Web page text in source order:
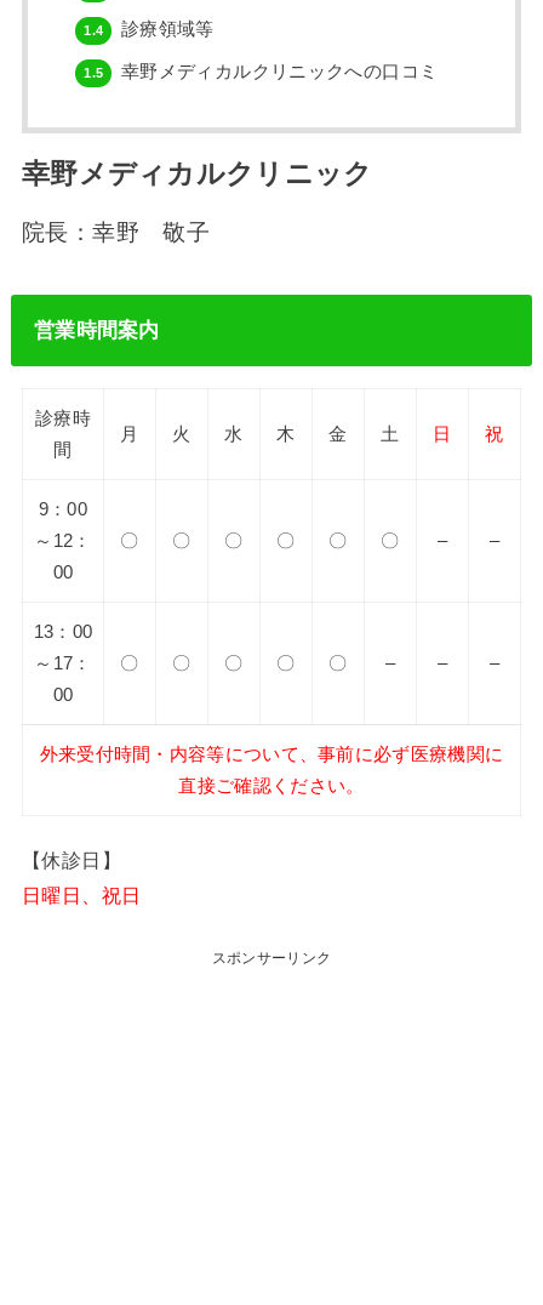
1.4 診療領域等
1.5 幸野メディカルクリニックへの口コミ
幸野メディカルクリニック
院長：幸野 敬子
営業時間案内
診療時
間
月 火 水 木 金 土 日 祝
9：00
～12：
00
〇 〇 〇 〇 〇 〇 – –
13：00
～17：
00
〇 〇 〇 〇 〇 – – –
外来受付時間・内容等について、事前に必ず医療機関に
直接ご確認ください。
【休診日】
日曜日、祝日
スポンサーリンク